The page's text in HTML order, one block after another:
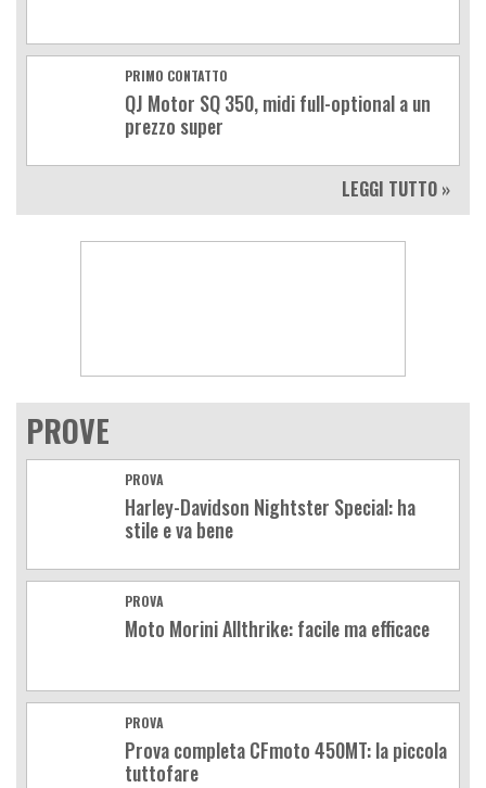
PRIMO CONTATTO
QJ Motor SQ 350, midi full-optional a un
prezzo super
LEGGI TUTTO »
PROVE
PROVA
Harley-Davidson Nightster Special: ha
stile e va bene
PROVA
Moto Morini Allthrike: facile ma efficace
PROVA
Prova completa CFmoto 450MT: la piccola
tuttofare